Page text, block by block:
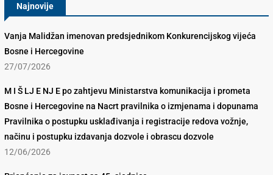
Najnovije
Vanja Malidžan imenovan predsjednikom Konkurencijskog vijeća
Bosne i Hercegovine
27/07/2026
M I Š LJ E NJ E po zahtjevu Ministarstva komunikacija i prometa
Bosne i Hercegovine na Nacrt pravilnika o izmjenama i dopunama
Pravilnika o postupku usklađivanja i registracije redova vožnje,
načinu i postupku izdavanja dozvole i obrascu dozvole
12/06/2026